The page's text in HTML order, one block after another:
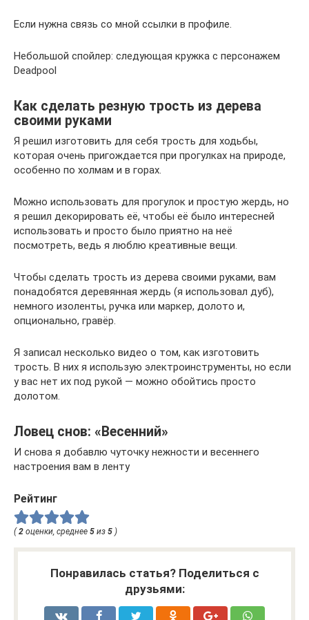
Если нужна связь со мной ссылки в профиле.
Небольшой спойлер: следующая кружка с персонажем
Deadpool
Как сделать резную трость из дерева
своими руками
Я решил изготовить для себя трость для ходьбы,
которая очень пригождается при прогулках на природе,
особенно по холмам и в горах.
Можно использовать для прогулок и простую жердь, но
я решил декорировать её, чтобы её было интересней
использовать и просто было приятно на неё
посмотреть, ведь я люблю креативные вещи.
Чтобы сделать трость из дерева своими руками, вам
понадобятся деревянная жердь (я использовал дуб),
немного изоленты, ручка или маркер, долото и,
опционально, гравёр.
Я записал несколько видео о том, как изготовить
трость. В них я использую электроинструменты, но если
у вас нет их под рукой — можно обойтись просто
долотом.
Ловец снов: «Весенний»
И снова я добавлю чуточку нежности и весеннего
настроения вам в ленту
Рейтинг
( 2 оценки, среднее 5 из 5 )
Понравилась статья? Поделиться с
друзьями: